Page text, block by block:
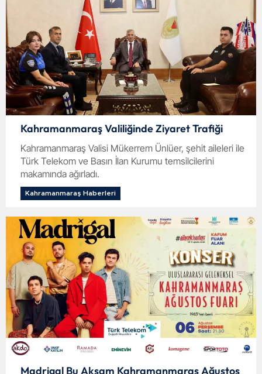
Kahramanmaraş Valiliğinde Ziyaret Trafiği
Kahramanmaraş Valisi Mükerrem Ünlüer, şehit aileleri ile
Türk Telekom ve Basın İlan Kurumu temsilcilerini
makamında ağırladı.
Kahramanmaraş Haberleri
Madrigal Bu Akşam Kahramanmaraş Ağustos